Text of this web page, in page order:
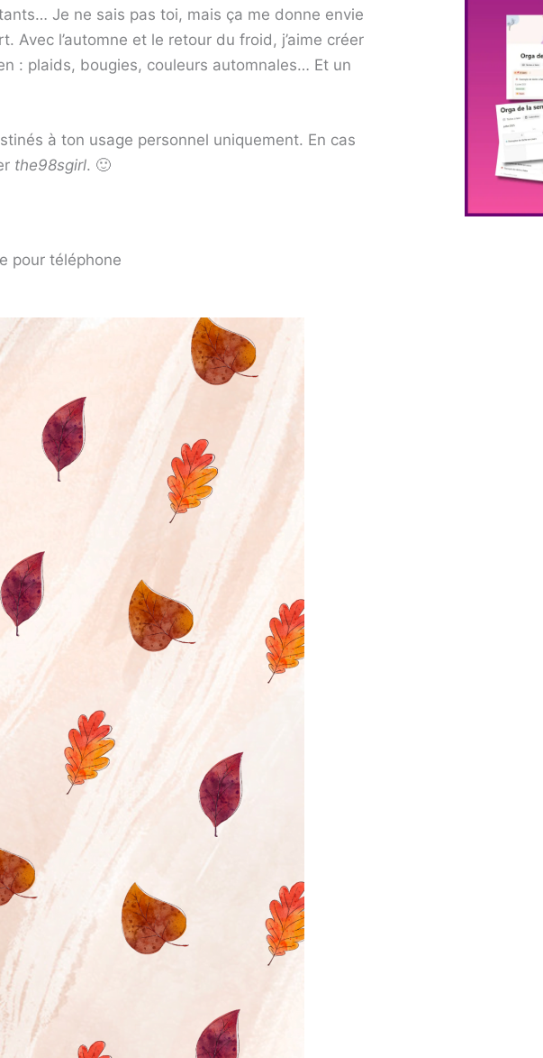
Je ne sais pas toi, mais ça me donne envie
Avec l’automne et le retour du froid, j’aime créer
: plaids, bougies, couleurs automnales… Et un
à ton usage personnel uniquement. En cas
the98sgirl. 🙂
pour téléphone